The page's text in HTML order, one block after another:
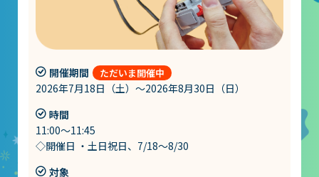
ミュージアムショップ
あそびの部屋
マルチメディアコーナー
常設展示室
大村智名誉館長
開催期間
2026年7月18日（土）～2026年8月30日（日）
時間
11:00～11:45
◇開催日 ・土日祝日、7/18～8/30
対象